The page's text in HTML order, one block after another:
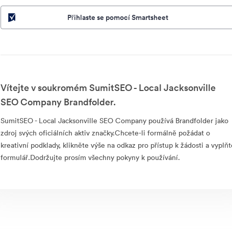
Přihlaste se pomocí Smartsheet
Vítejte v soukromém SumitSEO - Local Jacksonville
SEO Company Brandfolder.
SumitSEO - Local Jacksonville SEO Company používá Brandfolder jako
zdroj svých oficiálních aktiv značky.Chcete-li formálně požádat o
kreativní podklady, klikněte výše na odkaz pro přístup k žádosti a
formulář.Dodržujte prosím všechny pokyny k používání.